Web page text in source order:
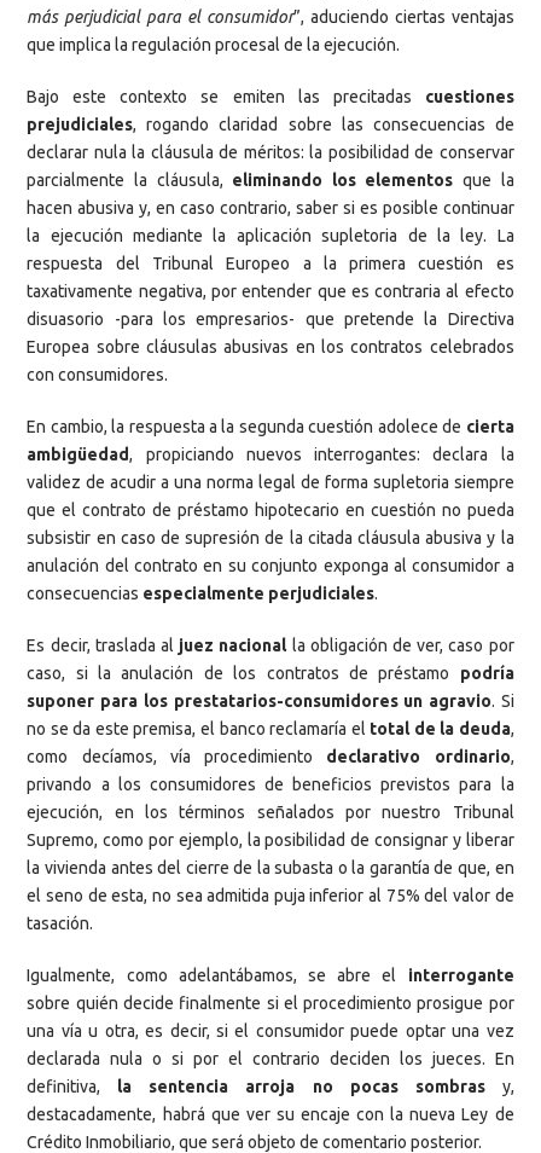
más perjudicial para el consumidor”, aduciendo ciertas ventajas
que implica la regulación procesal de la ejecución.
Bajo este contexto se emiten las precitadas cuestiones
prejudiciales, rogando claridad sobre las consecuencias de
declarar nula la cláusula de méritos: la posibilidad de conservar
parcialmente la cláusula, eliminando los elementos que la
hacen abusiva y, en caso contrario, saber si es posible continuar
la ejecución mediante la aplicación supletoria de la ley. La
respuesta del Tribunal Europeo a la primera cuestión es
taxativamente negativa, por entender que es contraria al efecto
disuasorio -para los empresarios- que pretende la Directiva
Europea sobre cláusulas abusivas en los contratos celebrados
con consumidores.
En cambio, la respuesta a la segunda cuestión adolece de cierta
ambigüedad, propiciando nuevos interrogantes: declara la
validez de acudir a una norma legal de forma supletoria siempre
que el contrato de préstamo hipotecario en cuestión no pueda
subsistir en caso de supresión de la citada cláusula abusiva y la
anulación del contrato en su conjunto exponga al consumidor a
consecuencias especialmente perjudiciales.
Es decir, traslada al juez nacional la obligación de ver, caso por
caso, si la anulación de los contratos de préstamo podría
suponer para los prestatarios-consumidores un agravio. Si
no se da este premisa, el banco reclamaría el total de la deuda,
como decíamos, vía procedimiento declarativo ordinario,
privando a los consumidores de beneficios previstos para la
ejecución, en los términos señalados por nuestro Tribunal
Supremo, como por ejemplo, la posibilidad de consignar y liberar
la vivienda antes del cierre de la subasta o la garantía de que, en
el seno de esta, no sea admitida puja inferior al 75% del valor de
tasación.
Igualmente, como adelantábamos, se abre el interrogante
sobre quién decide finalmente si el procedimiento prosigue por
una vía u otra, es decir, si el consumidor puede optar una vez
declarada nula o si por el contrario deciden los jueces. En
definitiva, la sentencia arroja no pocas sombrasy,
destacadamente, habrá que ver su encaje con la nueva Ley de
Crédito Inmobiliario, que será objeto de comentario posterior.